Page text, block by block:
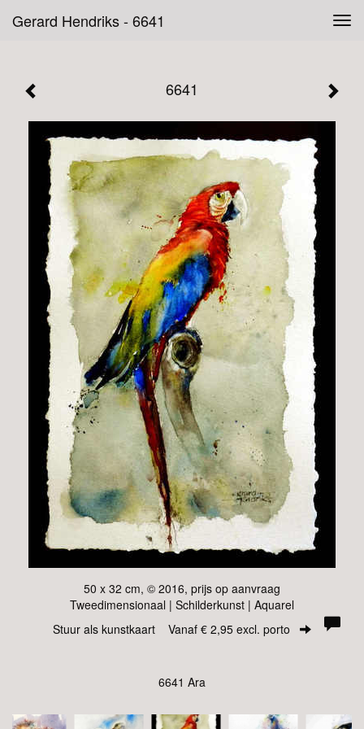
Gerard Hendriks - 6641
6641
50 x 32 cm, © 2016, prijs op aanvraag
Tweedimensionaal | Schilderkunst | Aquarel
Stuur als kunstkaart Vanaf € 2,95 excl. porto
6641 Ara